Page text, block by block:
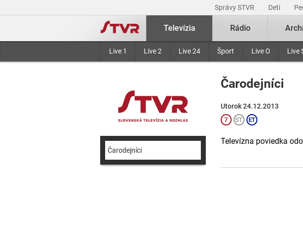
Správy STVR Deti
Televízia
Live 1 Live 2 Live 24 Šport Live O Live
Rádio
Čarodejníci
Čarodejníci
Utorok 24.12.2013
Televízna poviedka